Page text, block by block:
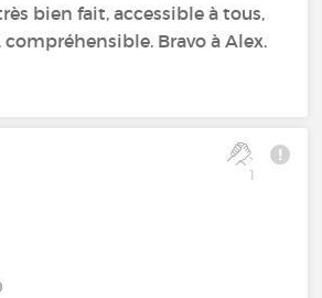
bien fait, accessible à tous,
compréhensible. Bravo à Alex.
1